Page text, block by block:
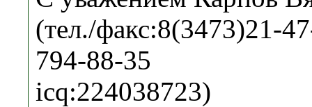
(тел./факс:8(3473)21-
794-88-35
icq:224038723)